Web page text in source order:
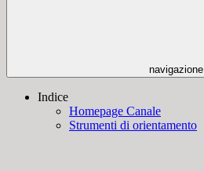
navigazione
Indice
Homepage Canale
Strumenti di orientamento